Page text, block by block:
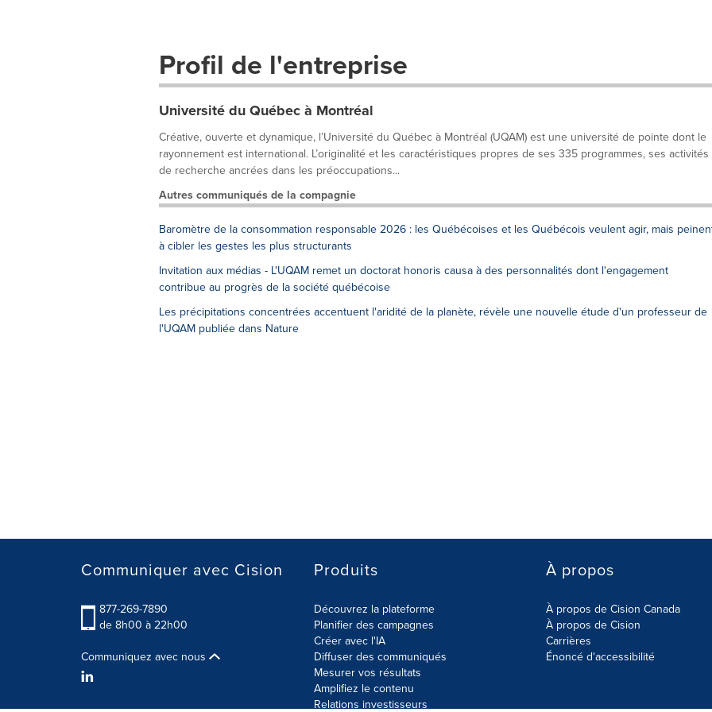
Profil de l'entreprise
Université du Québec à Montréal
Créative, ouverte et dynamique, l’Université du Québec à Montréal (UQAM) est une université de pointe dont le
rayonnement est international. L’originalité et les caractéristiques propres de ses 335 programmes, ses activités
de recherche ancrées dans les préoccupations...
Autres communiqués de la compagnie
Baromètre de la consommation responsable 2026 : les Québécoises et les Québécois veulent agir, mais
à cibler les gestes les plus structurants
Invitation aux médias - L'UQAM remet un doctorat honoris causa à des personnalités dont l'engagement
contribue au progrès de la société québécoise
Les précipitations concentrées accentuent l'aridité de la planète, révèle une nouvelle étude d'un professeur de
l'UQAM publiée dans Nature
Communiquer avec Cision
877-269-7890
de 8h00 à 22h00
Communiquez avec nous
Produits
Découvrez la plateforme
Planifier des campagnes
Créer avec l'IA
Diffuser des communiqués
Mesurer vos résultats
Amplifiez le contenu
Relations investisseurs
À propos
À propos de Cision Canada
À propos de Cision
Carrières
Énoncé d'accessibilité